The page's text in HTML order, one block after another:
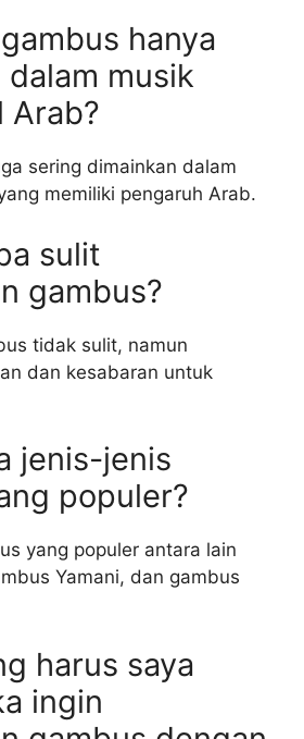
hanya
musik
Arab?
sering dimainkan dalam
memiliki pengaruh Arab.
sulit
gambus?
tidak sulit, namun
dan kesabaran untuk
jenis-jenis
populer?
yang populer antara lain
Yamani, dan gambus
harus saya
ingin